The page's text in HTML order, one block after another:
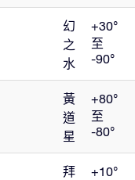
幻
之
水
+30°
至
-90°
黃
道
星
+80°
至
-80°
拜
+10°